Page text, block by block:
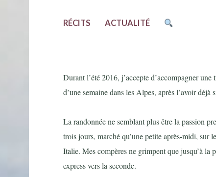
RÉCITS ACTUALITÉ
Durant l’été 2016, j’accepte d’accompagner
d’une semaine dans les Alpes, après l’avoir
La randonnée ne semblant plus être la passion
trois jours, marché qu’une petite après-midi, sur
Italie. Mes compères ne grimpent que jusqu’à la
express vers la seconde.